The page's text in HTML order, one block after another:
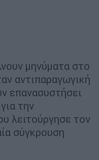
μηνύματα στο
αντιπαραγωγική
επανασυστήσει
την
λειτούργησε τον
σύγκρουση